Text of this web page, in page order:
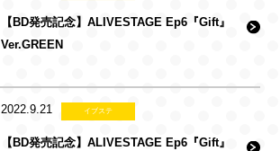
【BD発売記念】ALIVESTAGE Ep6『Gift』
Ver.GREEN
2022.9.21 イブステ
【BD発売記念】ALIVESTAGE Ep6『Gift』